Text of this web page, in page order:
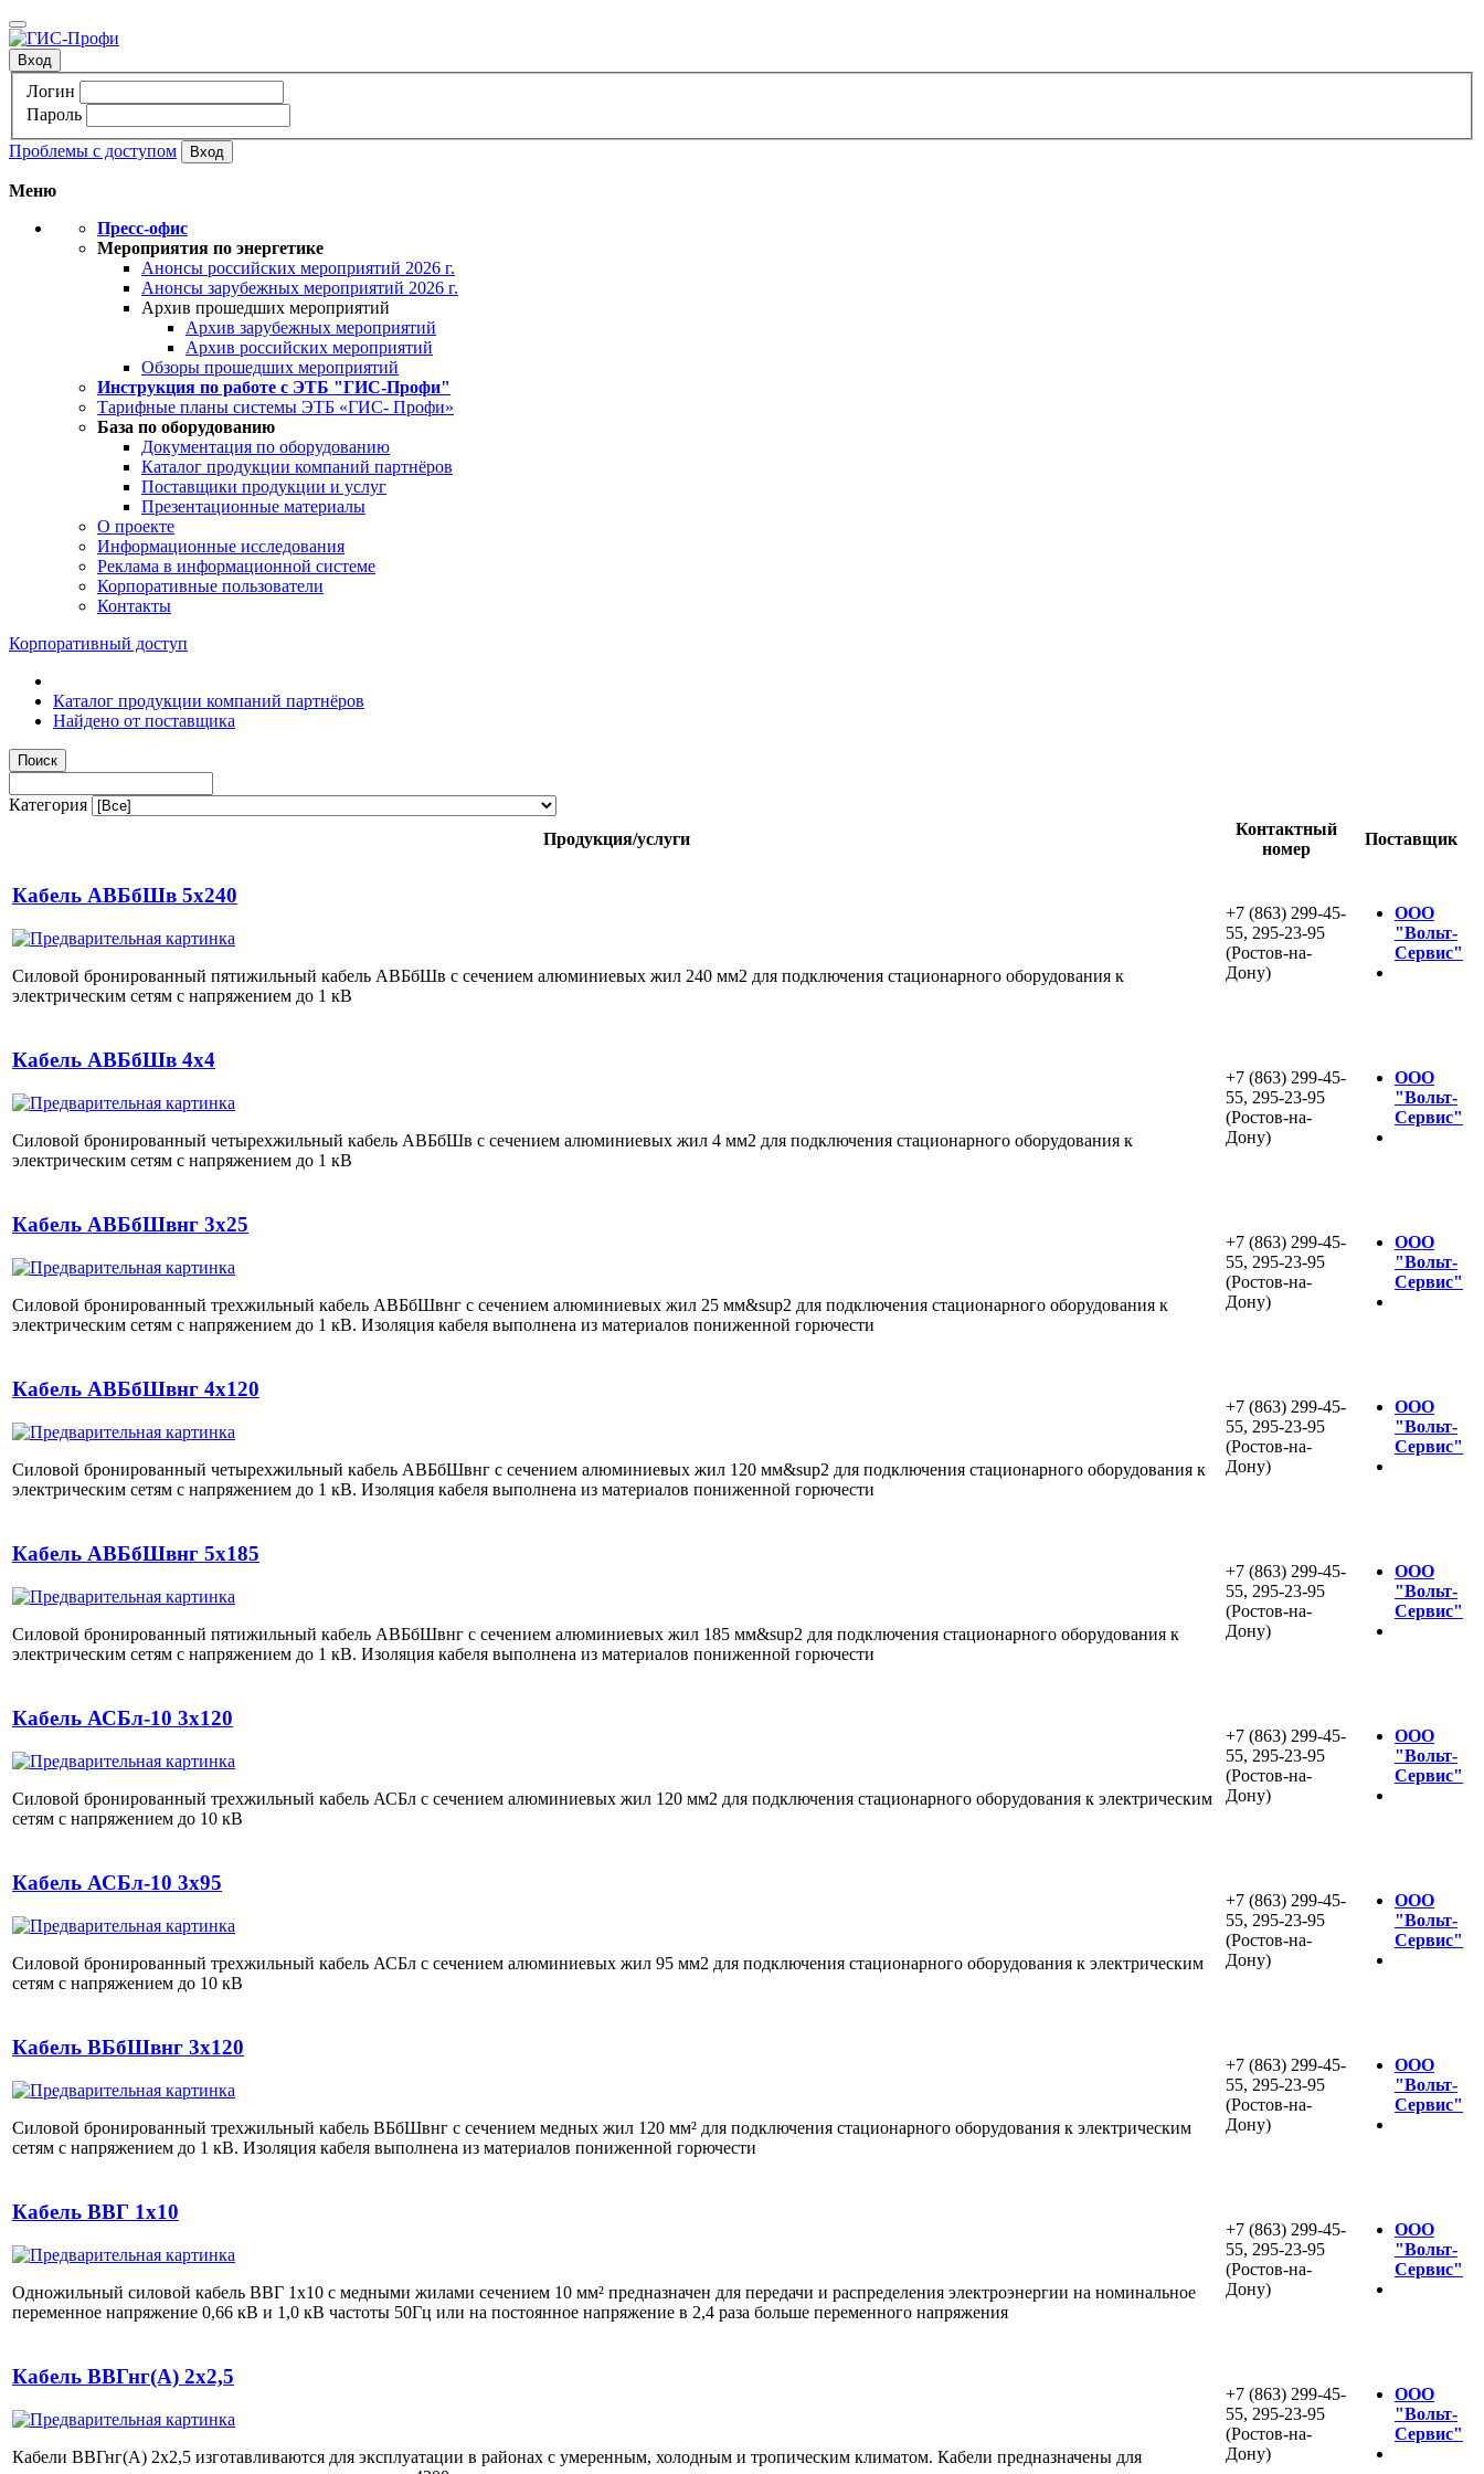
Вход
Логин
Пароль
Проблемы с доступом
Меню
Пресс-офис
Мероприятия по энергетике
Анонсы российских мероприятий 2026 г.
Анонсы зарубежных мероприятий 2026 г.
Архив прошедших мероприятий
Архив зарубежных мероприятий
Архив российских мероприятий
Обзоры прошедших мероприятий
Инструкция по работе с ЭТБ "ГИС-Профи"
Тарифные планы системы ЭТБ «ГИС- Профи»
База по оборудованию
Документация по оборудованию
Каталог продукции компаний партнёров
Поставщики продукции и услуг
Презентационные материалы
О проекте
Информационные исследования
Реклама в информационной системе
Корпоративные пользователи
Контакты
Корпоративный доступ
Каталог продукции компаний партнёров
Найдено от поставщика
Категория
Продукция/услуги
Контактный
номер
Поставщик
Кабель АВБбШв 5х240
Силовой бронированный пятижильный кабель АВБбШв с сечением алюминиевых жил 240 мм2 для подключения стационарного оборудования к
электрическим сетям с напряжением до 1 кВ
+7 (863) 299-45-
55, 295-23-95
(Ростов-на-
Дону)
ООО
"Вольт-
Сервис"
Кабель АВБбШв 4х4
Силовой бронированный четырехжильный кабель АВБбШв с сечением алюминиевых жил 4 мм2 для подключения стационарного оборудования к
электрическим сетям с напряжением до 1 кВ
+7 (863) 299-45-
55, 295-23-95
(Ростов-на-
Дону)
ООО
"Вольт-
Сервис"
Кабель АВБбШвнг 3х25
Силовой бронированный трехжильный кабель АВБбШвнг с сечением алюминиевых жил 25 мм&sup2 для подключения стационарного оборудования к
электрическим сетям с напряжением до 1 кВ. Изоляция кабеля выполнена из материалов пониженной горючести
+7 (863) 299-45-
55, 295-23-95
(Ростов-на-
Дону)
ООО
"Вольт-
Сервис"
Кабель АВБбШвнг 4х120
Силовой бронированный четырехжильный кабель АВБбШвнг с сечением алюминиевых жил 120 мм&sup2 для подключения стационарного оборудования к
электрическим сетям с напряжением до 1 кВ. Изоляция кабеля выполнена из материалов пониженной горючести
+7 (863) 299-45-
55, 295-23-95
(Ростов-на-
Дону)
ООО
"Вольт-
Сервис"
Кабель АВБбШвнг 5х185
Силовой бронированный пятижильный кабель АВБбШвнг с сечением алюминиевых жил 185 мм&sup2 для подключения стационарного оборудования к
электрическим сетям с напряжением до 1 кВ. Изоляция кабеля выполнена из материалов пониженной горючести
+7 (863) 299-45-
55, 295-23-95
(Ростов-на-
Дону)
ООО
"Вольт-
Сервис"
Кабель АСБл-10 3х120
Силовой бронированный трехжильный кабель АСБл с сечением алюминиевых жил 120 мм2 для подключения стационарного оборудования к электрическим
сетям с напряжением до 10 кВ
+7 (863) 299-45-
55, 295-23-95
(Ростов-на-
Дону)
ООО
"Вольт-
Сервис"
Кабель АСБл-10 3х95
Силовой бронированный трехжильный кабель АСБл с сечением алюминиевых жил 95 мм2 для подключения стационарного оборудования к электрическим
сетям с напряжением до 10 кВ
+7 (863) 299-45-
55, 295-23-95
(Ростов-на-
Дону)
ООО
"Вольт-
Сервис"
Кабель ВБбШвнг 3х120
Силовой бронированный трехжильный кабель ВБбШвнг с сечением медных жил 120 мм² для подключения стационарного оборудования к электрическим
сетям с напряжением до 1 кВ. Изоляция кабеля выполнена из материалов пониженной горючести
+7 (863) 299-45-
55, 295-23-95
(Ростов-на-
Дону)
ООО
"Вольт-
Сервис"
Кабель ВВГ 1х10
Одножильный силовой кабель ВВГ 1х10 с медными жилами сечением 10 мм² предназначен для передачи и распределения электроэнергии на номинальное
переменное напряжение 0,66 кВ и 1,0 кВ частоты 50Гц или на постоянное напряжение в 2,4 раза больше переменного напряжения
+7 (863) 299-45-
55, 295-23-95
(Ростов-на-
Дону)
ООО
"Вольт-
Сервис"
Кабель ВВГнг(А) 2х2,5
Кабели ВВГнг(А) 2х2,5 изготавливаются для эксплуатации в районах с умеренным, холодным и тропическим климатом. Кабели предназначены для
+7 (863) 299-45-
55, 295-23-95
(Ростов-на-
Дону)
ООО
"Вольт-
Сервис"